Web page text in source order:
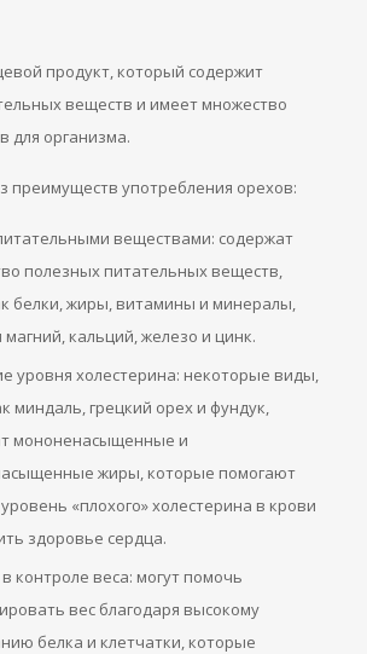
продукт, который содержит
веществ и имеет множество
для организма.
преимуществ употребления орехов:
веществами: содержат
полезных питательных веществ,
белки, жиры, витамины и минералы,
кальций, железо и цинк.
уровня холестерина: некоторые виды,
миндаль, грецкий орех и фундук,
мононенасыщенные и
жиры, которые помогают
«плохого» холестерина в крови
здоровье сердца.
контроле веса: могут помочь
вес благодаря высокому
белка и клетчатки, которые